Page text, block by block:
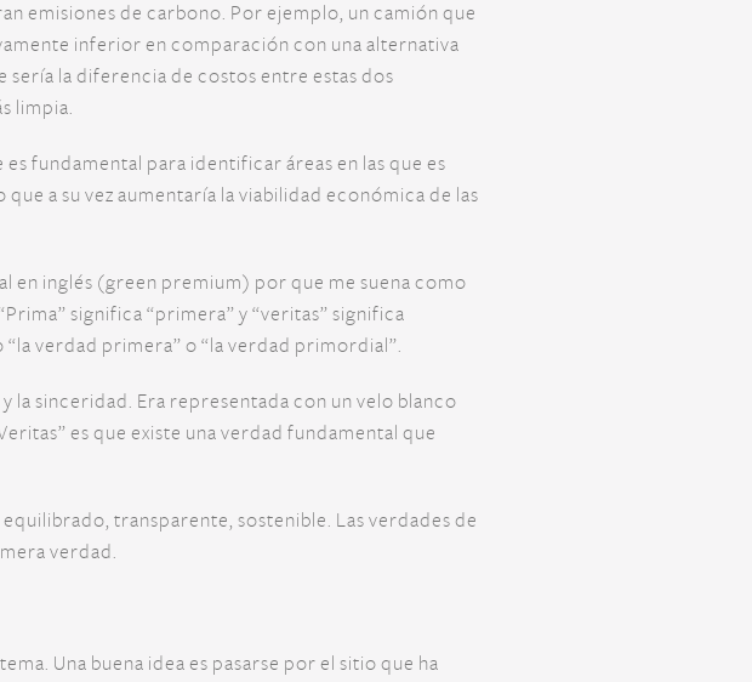
emisiones de carbono. Por ejemplo, un camión que
inferior en comparación con una alternativa
la diferencia de costos entre estas dos
limpia.
fundamental para identificar áreas en las que es
a su vez aumentaría la viabilidad económica de las
en inglés (green premium) por que me suena como
significa “primera” y “veritas” significa
verdad primera” o “la verdad primordial”.
la sinceridad. Era representada con un velo blanco
es que existe una verdad fundamental que
transparente, sostenible. Las verdades de
verdad.
Una buena idea es pasarse por el sitio que ha